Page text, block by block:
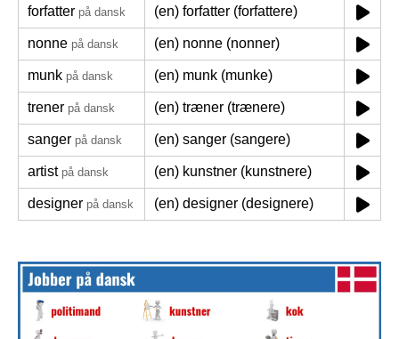
forfatter på dansk (en) forfatter (forfattere)
nonne på dansk (en) nonne (nonner)
munk på dansk (en) munk (munke)
trener på dansk (en) træner (trænere)
sanger på dansk (en) sanger (sangere)
artist på dansk (en) kunstner (kunstnere)
designer på dansk (en) designer (designere)